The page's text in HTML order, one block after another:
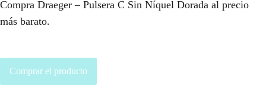
Compra Draeger – Pulsera C Sin Níquel Dorada al precio
más barato.
Comprar el producto